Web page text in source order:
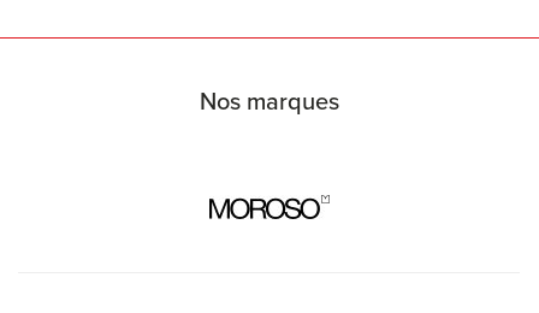
Nos marques